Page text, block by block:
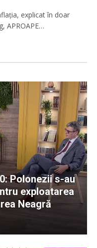
explicat în doar
APROAPE…
Polonezii s-au
exploatarea
Neagră